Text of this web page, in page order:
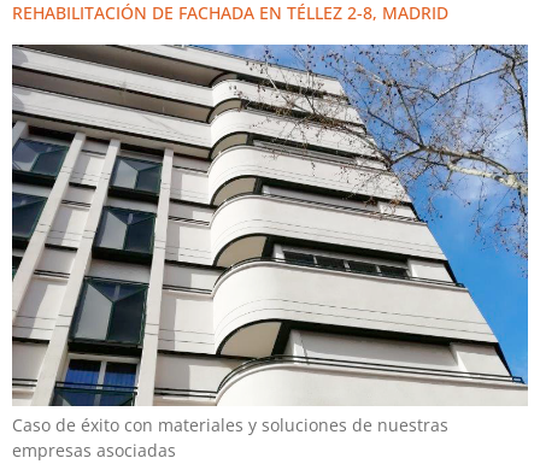
REHABILITACIÓN DE FACHADA EN TÉLLEZ 2-8, MADRID
Caso de éxito con materiales y soluciones de nuestras
empresas asociadas